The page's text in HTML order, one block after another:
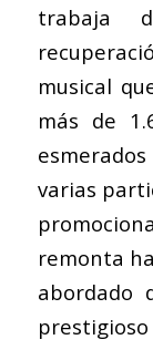
trabaja
musical
más de
varias
remonta
abordado